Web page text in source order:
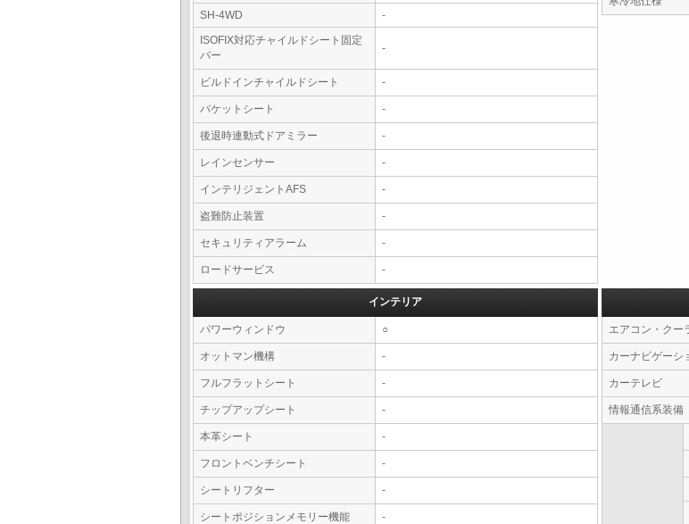
SH-4WD
-
ISOFIX対応チャイルドシート固定
バー
-
ビルドインチャイルドシート -
バケットシート -
後退時連動式ドアミラー -
レインセンサー -
インテリジェントAFS -
盗難防止装置 -
セキュリティアラーム -
ロードサービス -
インテリア
パワーウィンドウ ○
オットマン機構 -
フルフラットシート -
チップアップシート -
本革シート -
フロントベンチシート -
シートリフター -
シートポジションメモリー機能 -
エアコン・クー
カーナビゲーシ
カーテレビ
情報通信系装備